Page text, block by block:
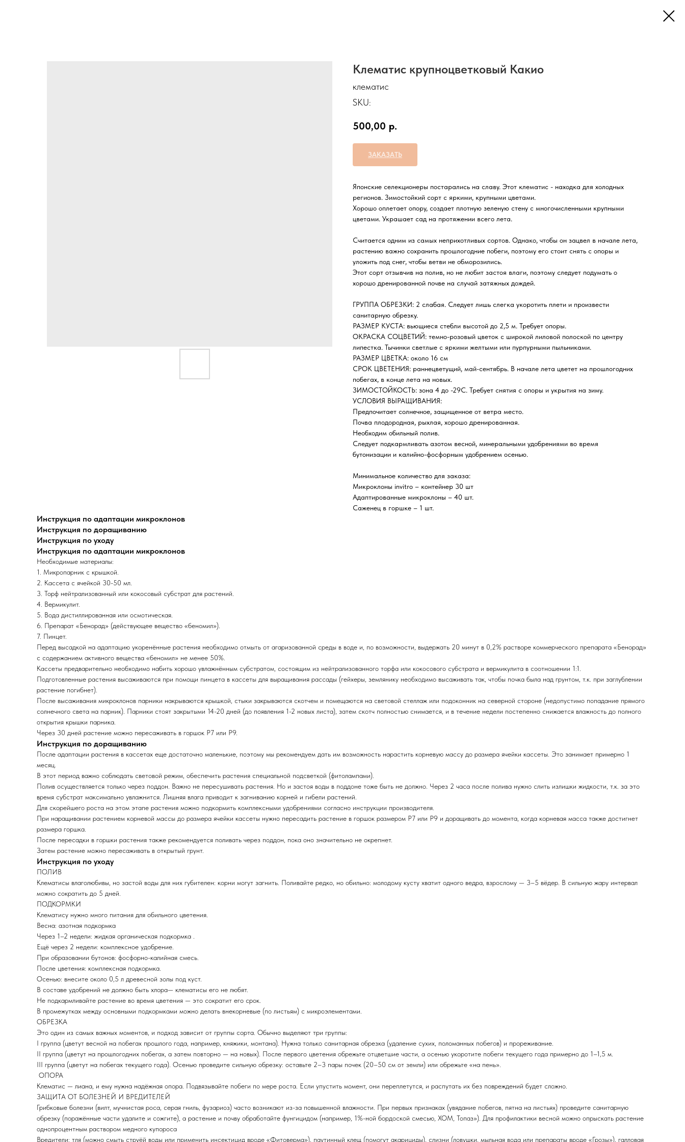
Клематис крупноцветковый Какио
клематис
SKU:
500,00 р.
ЗАКАЗАТЬ
Японские селекционеры постарались на славу. Этот клематис - находка для холодных
регионов. Зимостойкий сорт с яркими, крупными цветами.
Хорошо оплетает опору, создает плотную зеленую стену с многочисленными крупными
цветами. Украшает сад на протяжении всего лета.
Считается одним из самых неприхотливых сортов. Однако, чтобы он зацвел в начале лета,
растению важно сохранить прошлогодние побеги, поэтому его стоит снять с опоры и
уложить под снег, чтобы ветви не обморозились.
Этот сорт отзывчив на полив, но не любит застоя влаги, поэтому следует подумать о
хорошо дренированной почве на случай затяжных дождей.
ГРУППА ОБРЕЗКИ: 2 слабая. Следует лишь слегка укоротить плети и произвести
санитарную обрезку.
РАЗМЕР КУСТА: вьющиеся стебли высотой до 2,5 м. Требует опоры.
ОКРАСКА СОЦВЕТИЙ: темно-розовый цветок с широкой лиловой полоской по центру
липестка. Тычинки светлые с яркими желтыми или пурпурными пыльниками.
РАЗМЕР ЦВЕТКА: около 16 см
СРОК ЦВЕТЕНИЯ: раннецветущий, май-сентябрь. В начале лета цветет на прошлогодних
побегах, в конце лета на новых.
ЗИМОСТОЙКОСТЬ: зона 4 до -29С. Требует снятия с опоры и укрытия на зиму.
УСЛОВИЯ ВЫРАЩИВАНИЯ:
Предпочитает солнечное, защищенное от ветра место.
Почва плодородная, рыхлая, хорошо дренированная.
Необходим обильный полив.
Следует подкармливать азотом весной, минеральными удобрениями во время
бутонизации и калийно-фосфорным удобрением осенью.
Минимальное количество для заказа:
Микроклоны invitro – контейнер 30 шт
Адаптированные микроклоны – 40 шт.
Саженец в горшке – 1 шт.
Инструкция по адаптации микроклонов
Инструкция по доращиванию
Инструкция по уходу
Инструкция по адаптации микроклонов
Необходимые материалы:
1. Микропарник с крышкой.
2. Кассета с ячейкой 30-50 мл.
3. Торф нейтрализованный или кокосовый субстрат для растений.
4. Вермикулит.
5. Вода дистиллированная или осмотическая.
6. Препарат «Бенорад» (действующее вещество «беномил»).
7. Пинцет.
Перед высадкой на адаптацию укоренённые растения необходимо отмыть от агаризованной среды в воде и, по возможности, выдержать 20 минут в 0,2% растворе коммерческого препарата «Бенорад»
с содержанием активного вещества «беномил» не менее 50%.
Кассеты предварительно необходимо набить хорошо увлажнённым субстратом, состоящим из нейтрализованного торфа или кокосового субстрата и вермикулита в соотношении 1:1.
Подготовленные растения высаживаются при помощи пинцета в кассеты для выращивания рассады (гейхеры, землянику необходимо высаживать так, чтобы почка была над грунтом, т.к. при заглублении
растение погибнет).
После высаживания микроклонов парники накрываются крышкой, стыки закрываются скотчем и помещаются на световой стеллаж или подоконник на северной стороне (недопустимо попадание прямого
солнечного света на парник). Парники стоят закрытыми 14-20 дней (до появления 1-2 новых листа), затем скотч полностью снимается, и в течение недели постепенно снижается влажность до полного
открытия крышки парника.
Через 30 дней растение можно пересаживать в горшок Р7 или Р9.
Инструкция по доращиванию
После адаптации растения в кассетах еще достаточно маленькие, поэтому мы рекомендуем дать им возможность нарастить корневую массу до размера ячейки кассеты. Это занимает примерно 1
месяц.
В этот период важно соблюдать световой режим, обеспечить растения специальной подсветкой (фитолампами).
Полив осуществляется только через поддон. Важно не пересушивать растения. Но и застоя воды в поддоне тоже быть не должно. Через 2 часа после полива нужно слить излишки жидкости, т.к. за это
время субстрат максимально увлажнится. Лишняя влага приводит к загниванию корней и гибели растений.
Для скорейшего роста на этом этапе растения можно подкормить комплексными удобрениями согласно инструкции производителя.
При наращивании растением корневой массы до размера ячейки кассеты нужно пересадить растение в горшок размером Р7 или Р9 и доращивать до момента, когда корневая масса также достигнет
размера горшка.
После пересадки в горшки растения также рекомендуется поливать через поддон, пока оно значительно не окрепнет.
Затем растение можно пересаживать в открытый грунт.
Инструкция по уходу
ПОЛИВ
Клематисы влаголюбивы, но застой воды для них губителен: корни могут загнить. Поливайте редко, но обильно: молодому кусту хватит одного ведра, взрослому — 3–5 вёдер. В сильную жару интервал
можно сократить до 5 дней.
ПОДКОРМКИ
Клематису нужно много питания для обильного цветения.
Весна: азотная подкормка
Через 1–2 недели: жидкая органическая подкормка .
Ещё через 2 недели: комплексное удобрение.
При образовании бутонов: фосфорно-калийная смесь.
После цветения: комплексная подкормка.
Осенью: внесите около 0,5 л древесной золы под куст.
В составе удобрений не должно быть хлора— клематисы его не любят.
Не подкармливайте растение во время цветения — это сократит его срок.
В промежутках между основными подкормками можно делать внекорневые (по листьям) с микроэлементами.
ОБРЕЗКА
Это один из самых важных моментов, и подход зависит от группы сорта. Обычно выделяют три группы:
I группа (цветут весной на побегах прошлого года, например, княжики, монтана). Нужна только санитарная обрезка (удаление сухих, поломанных побегов) и прореживание.
II группа (цветут на прошлогодних побегах, а затем повторно — на новых). После первого цветения обрежьте отцветшие части, а осенью укоротите побеги текущего года примерно до 1–1,5 м.
III группа (цветут на побегах текущего года). Осенью проведите сильную обрезку: оставьте 2–3 пары почек (20–50 см от земли) или обрежьте «на пень».
ОПОРА
Клематис — лиана, и ему нужна надёжная опора. Подвязывайте побеги по мере роста. Если упустить момент, они переплетутся, и распутать их без повреждений будет сложно.
ЗАЩИТА ОТ БОЛЕЗНЕЙ И ВРЕДИТЕЛЕЙ
Грибковые болезни (вилт, мучнистая роса, серая гниль, фузариоз) часто возникают из-за повышенной влажности. При первых признаках (увядание побегов, пятна на листьях) проведите санитарную
обрезку (поражённые части удалите и сожгите), а растение и почву обработайте фунгицидом (например, 1%-ной бордоской смесью, ХОМ, Топаз»). Для профилактики весной можно опрыскать растение
однопроцентным раствором медного купороса
Вредители: тля (можно смыть струёй воды или применить инсектицид вроде «Фитоверма»), паутинный клещ (помогут акарициды), слизни (ловушки, мыльная вода или препараты вроде «Грозы»), галловая